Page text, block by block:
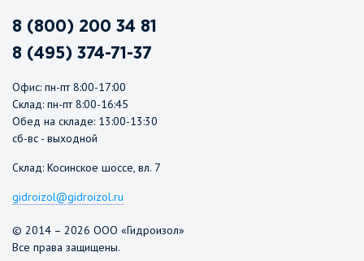
8 (800) 200 34 81
8 (495) 374-71-37
Офис: пн-пт 8:00-17:00
Склад: пн-пт 8:00-16:45
Обед на складе: 13:00-13:30
сб-вс - выходной
Склад: Косинское шоссе, вл. 7
gidroizol@gidroizol.ru
© 2014 – 2026 ООО «Гидроизол»
Все права защищены.